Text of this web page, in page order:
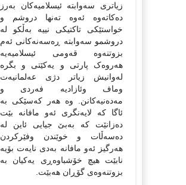
زیاتری سەوابتە ئیسلامیەکان بەرز
دەکاتەوە ئەوە تەنها دروشم و
خواستێکی تاکتیکی نییە بەڵکو لە
دروشمو سەوابتە ڕەسەنەکانی ئەم
بزوتنەوە قەومی ئیسلامیەیە
هەروەک پارتی و یەکێتی و بگرە
لەوانیش زیاتر دژی عەلمانیەت
وماف وئازادیە فەردی و
مەدەنیەکانن. وە هەر کەسێکی بە
ئاگا کە لایەنگری ئەو مافانە بێت
دەزانێت کە بەبێ جیایی ئاین لە
دەسەڵات و خوێندن وفێرکردن
هەرگیز ئەو مافانە بەدی نایەت بۆیە
نابێت هیچ خۆشباوەڕی یەکیان بە
بزوتنەوەی گۆڕان هەبێت.